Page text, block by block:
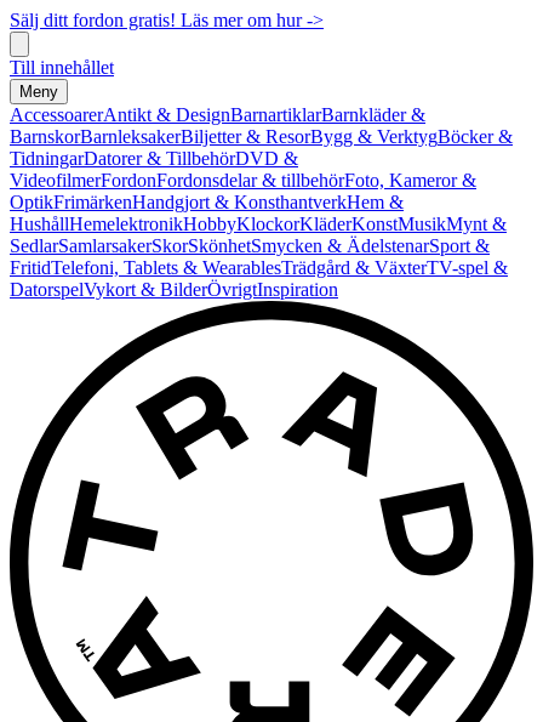
Sälj ditt fordon gratis! Läs mer om hur ->
Till innehållet
Meny
AccessoarerAntikt & DesignBarnartiklarBarnkläder &
BarnskorBarnleksakerBiljetter & ResorBygg & VerktygBöcker &
TidningarDatorer & TillbehörDVD &
VideofilmerFordonFordonsdelar & tillbehörFoto, Kameror &
OptikFrimärkenHandgjort & KonsthantverkHem &
HushållHemelektronikHobbyKlockorKläderKonstMusikMynt &
SedlarSamlarsakerSkorSkönhetSmycken & ÄdelstenarSport &
FritidTelefoni, Tablets & WearablesTrädgård & VäxterTV-spel &
DatorspelVykort & BilderÖvrigtInspiration